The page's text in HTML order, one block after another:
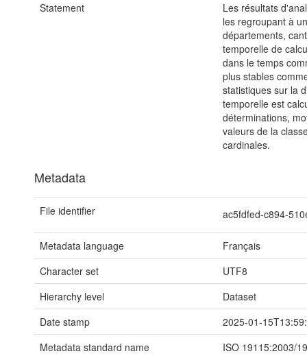
Statement
Les résultats
les regroupant à
départements,
temporelle de
dans le temps
plus stables
statistiques sur la
temporelle est
déterminations,
valeurs de la
cardinales.
Metadata
File identifier ac5fdfed-c894-
Metadata language
Français
Character set
UTF8
Hierarchy level
Dataset
Date stamp
2025-01-
Metadata standard name
ISO 19115:2003/